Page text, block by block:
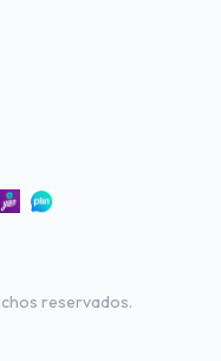
reservados.